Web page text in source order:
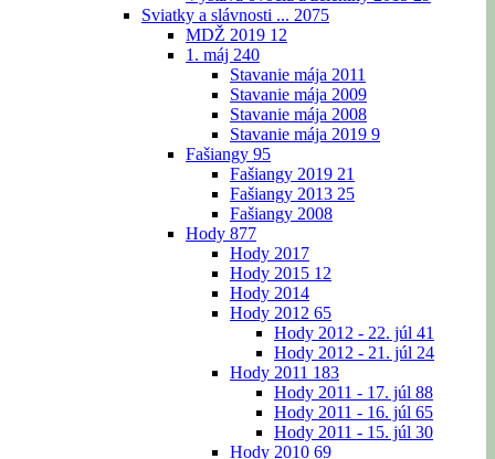
Sviatky a slávnosti ... 2075
MDŽ 2019 12
1. máj 240
Stavanie mája 2011
Stavanie mája 2009
Stavanie mája 2008
Stavanie mája 2019 9
Fašiangy 95
Fašiangy 2019 21
Fašiangy 2013 25
Fašiangy 2008
Hody 877
Hody 2017
Hody 2015 12
Hody 2014
Hody 2012 65
Hody 2012 - 22. júl 41
Hody 2012 - 21. júl 24
Hody 2011 183
Hody 2011 - 17. júl 88
Hody 2011 - 16. júl 65
Hody 2011 - 15. júl 30
Hody 2010 69